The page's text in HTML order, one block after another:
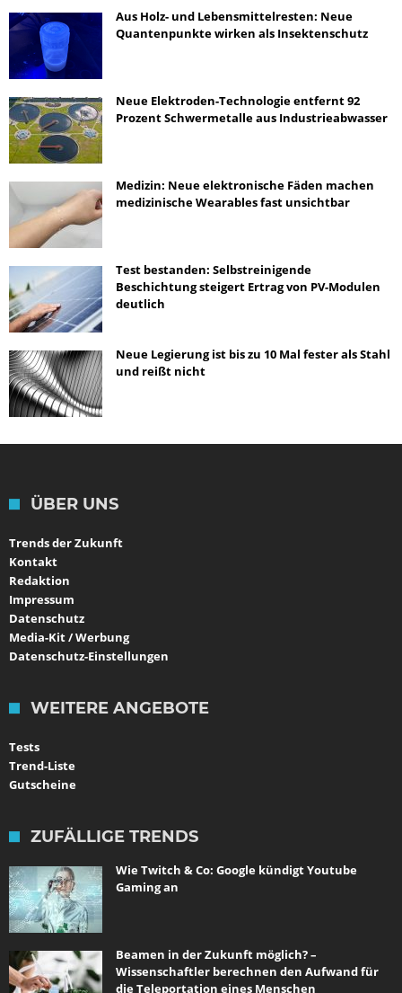
Aus Holz- und Lebensmittelresten: Neue
Quantenpunkte wirken als Insektenschutz
Neue Elektroden-Technologie entfernt 92
Prozent Schwermetalle aus Industrieabwasser
Medizin: Neue elektronische Fäden machen
medizinische Wearables fast unsichtbar
Test bestanden: Selbstreinigende
Beschichtung steigert Ertrag von PV-Modulen
deutlich
Neue Legierung ist bis zu 10 Mal fester als Stahl
und reißt nicht
ÜBER UNS
Trends der Zukunft
Kontakt
Redaktion
Impressum
Datenschutz
Media-Kit / Werbung
Datenschutz-Einstellungen
WEITERE ANGEBOTE
Tests
Trend-Liste
Gutscheine
ZUFÄLLIGE TRENDS
Wie Twitch & Co: Google kündigt Youtube
Gaming an
Beamen in der Zukunft möglich? –
Wissenschaftler berechnen den Aufwand für
die Teleportation eines Menschen